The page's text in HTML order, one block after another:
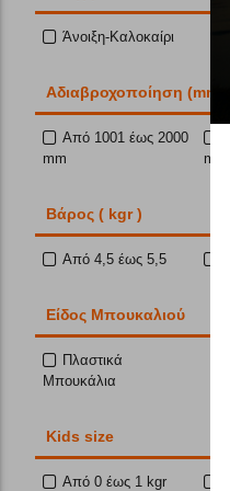
Άνοιξη-Καλοκαίρι
Aδιαβροχοποίηση (mm)
Από 1001 έως 2000
mm
mm
Βάρος ( kgr )
Από 4,5 έως 5,5
Eίδος Μπουκαλιού
Πλαστικά
Μπουκάλια
Kids size
Από 0 έως 1 kgr